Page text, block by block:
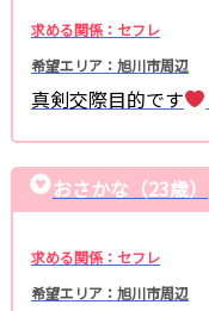
求める関係：セフレ
希望エリア：旭川市周辺
真剣交際目的です
おさかな（23歳）
求める関係：セフレ
希望エリア：旭川市周辺